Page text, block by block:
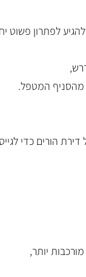
לפתרון פשוט
מהסניף המטפל.
הורים כדי
יותר,